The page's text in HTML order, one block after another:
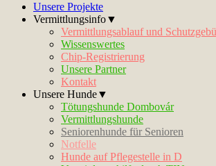
Unsere Projekte
Vermittlungsinfo▼
Vermittlungsablauf und
Wissenswertes
Chip-Registrierung
Unsere Partner
Kontakt
Unsere Hunde▼
Tötungshunde Dombovár
Vermittlungshunde
Seniorenhunde für Senioren
Notfelle
Hunde auf Pflegestelle in D